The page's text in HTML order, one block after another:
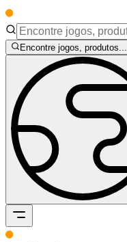
Encontre jogos, produtos...